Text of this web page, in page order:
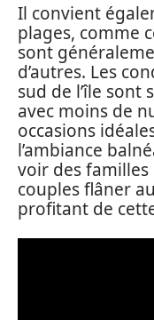
Il convient
plages, comme
sont
d’autres. Les
sud de l’île sont
avec moins de
occasions
l’ambiance
voir des
couples flâner
profitant de